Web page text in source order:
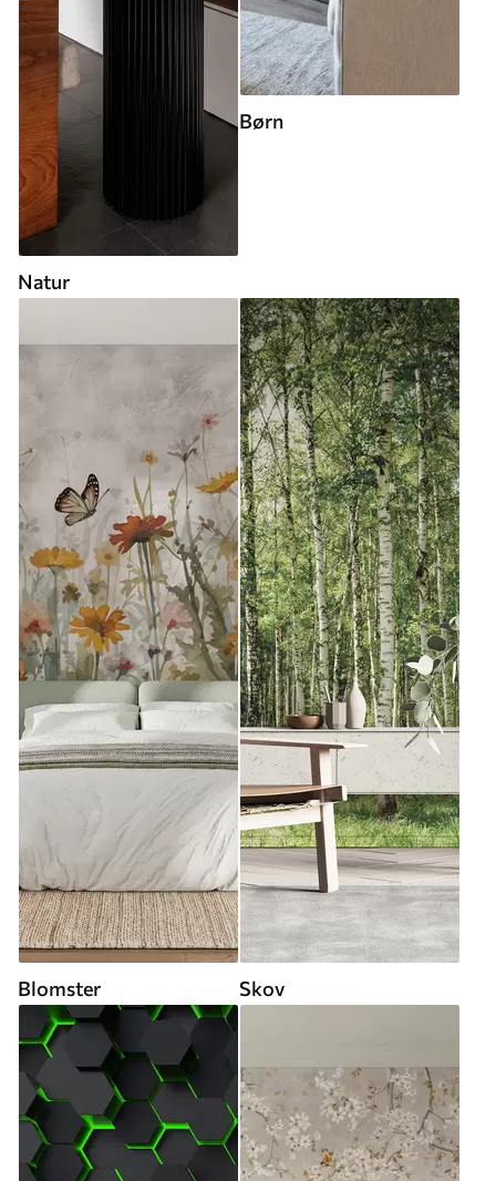
Natur
Børn
Blomster Skov